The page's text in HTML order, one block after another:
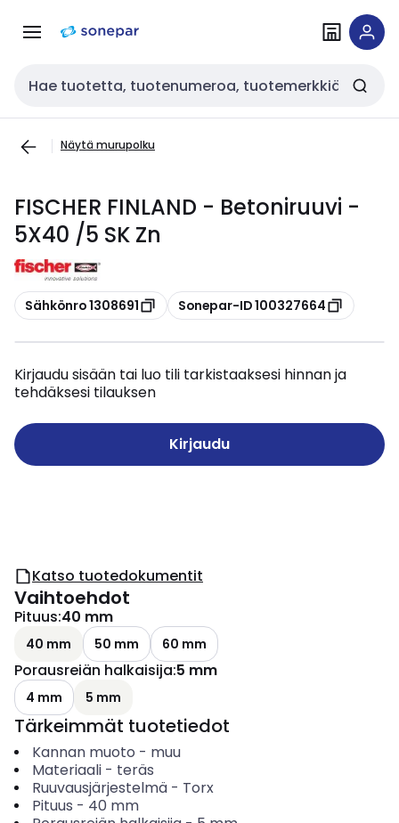
navigointiinsisältöön
Haku
Näytä murupolku
FISCHER FINLAND - Betoniruuvi -
5X40 /5 SK Zn
Kopioi
Sähkönro 1308691 Kopioi
Sonepar-ID 100327664
Kirjaudu sisään tai luo tili tarkistaaksesi hinnan ja
tehdäksesi tilauksen
Kirjaudu
Katso tuotedokumentit
Vaihtoehdot
Pituus:40 mm
40 mm 50 mm 60 mm
Porausreiän halkaisija:5 mm
4 mm 5 mm
Tärkeimmät tuotetiedot
Kannan muoto - muu
Materiaali- teräs
Ruuvausjärjestelmä- Torx
Pituus - 40 mm